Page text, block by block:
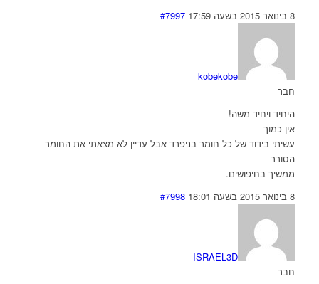
8 בינואר 2015 בשעה 17:59
#7997
kobekobe
חבר
היחיד ויחיד משה!
אין כמוך
עשיתי בידוד של כל חומר בניפרד אבל עדיין לא מצאתי את החומר
הסורר
ממשיך בחיפושים.
8 בינואר 2015 בשעה 18:01
#7998
ISRAEL3D
חבר